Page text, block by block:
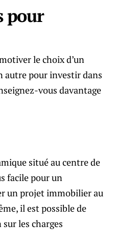
pour
le choix d’un
autre pour investir dans
vous davantage
situé au centre de
facile pour un
un projet immobilier au
il est possible de
les charges